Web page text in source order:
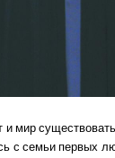
и мир
с семьи первых